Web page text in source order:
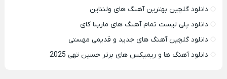
دانلود گلچین بهترین آهنگ های ولنتاین
دانلود پلی لیست تمام آهنگ های مارینا کای
دانلود گلچین آهنگ های جدید و قدیمی مهستی
دانلود آهنگ ها و ریمیکس های برتر حسین تهی 2025